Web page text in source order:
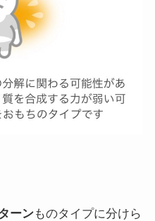
ーンものタイプに分けら